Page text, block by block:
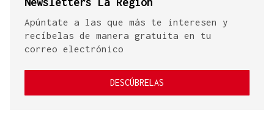
Apúntate a las que más te interesen y
recíbelas de manera gratuita en tu
correo electrónico
DESCÚBRELAS